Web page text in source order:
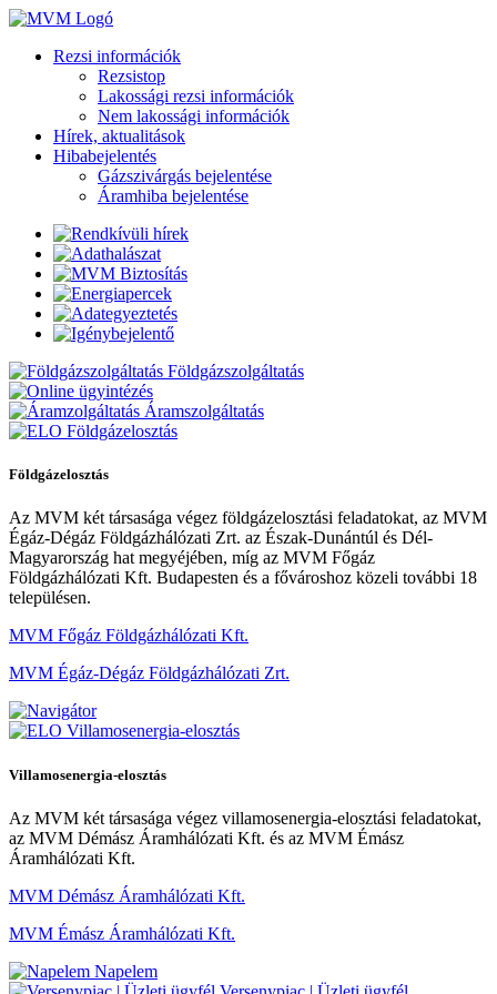
Rezsi információk
Rezsistop
Lakossági rezsi információk
Nem lakossági információk
Hírek, aktualitások
Hibabejelentés
Gázszivárgás bejelentése
Áramhiba bejelentése
Földgázszolgáltatás
Áramszolgáltatás
Földgázelosztás
Földgázelosztás
Az MVM két társasága végez földgázelosztási feladatokat, az MVM
Égáz-Dégáz Földgázhálózati Zrt. az Észak-Dunántúl és Dél-
Magyarország hat megyéjében, míg az MVM Főgáz
Földgázhálózati Kft. Budapesten és a fővároshoz közeli további 18
településen.
MVM Főgáz Földgázhálózati Kft.
MVM Égáz-Dégáz Földgázhálózati Zrt.
Villamosenergia-elosztás
Villamosenergia-elosztás
Az MVM két társasága végez villamosenergia-elosztási feladatokat,
az MVM Démász Áramhálózati Kft. és az MVM Émász
Áramhálózati Kft.
MVM Démász Áramhálózati Kft.
MVM Émász Áramhálózati Kft.
Napelem